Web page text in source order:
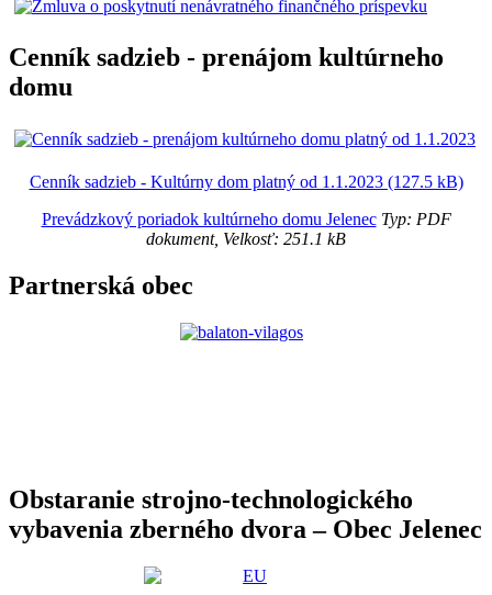
Cenník sadzieb - prenájom kultúrneho
domu
Cenník sadzieb - Kultúrny dom platný od 1.1.2023 (127.5 kB)
Prevádzkový poriadok kultúrneho domu JelenecTyp: PDF
dokument, Velkosť: 251.1 kB
Partnerská obec
Obstaranie strojno-technologického
vybavenia zberného dvora – Obec Jelenec